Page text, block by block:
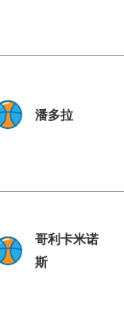
潘多拉
哥利卡米诺
斯